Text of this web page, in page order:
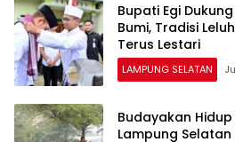
Bupati Egi
Bumi, Tradisi
Terus Lestari
LAMPUNG SELATAN
Budayakan
Lampung